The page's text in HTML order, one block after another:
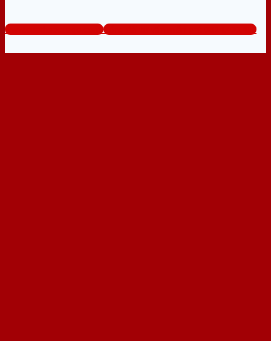
www.cuathepcuago.com Tổng đài tư vấn miễn phí: 0824.400.400